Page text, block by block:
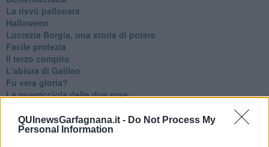
QUInewsGarfagnana.it - Do Not Process My
Personal Information
La tivvù pallonara
Halloween
​Lucrezia Borgia, una storia di potere
Facile profezia
Il terzo compito
L'abiura di Galileo
Fu vera gloria?
La guerricciola delle due rose
Alla fermata dell'autobus
La repressione sessuale per sentito dire